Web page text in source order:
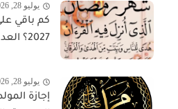
يوليو 28, 2026
كم باقي
2027؟ العد التنازلي...
يوليو 28, 2026
إجازة